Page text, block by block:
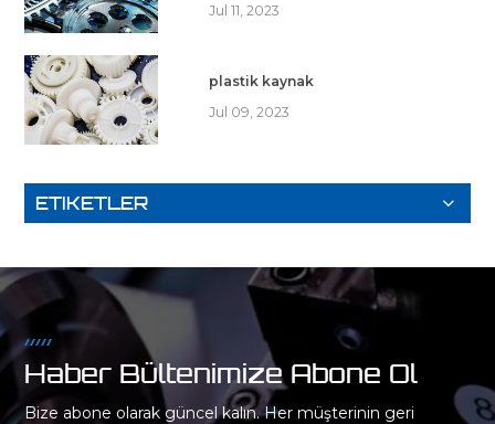
Jul 11, 2023
plastik kaynak
Jul 09, 2023
ETIKETLER
Haber Bültenimize Abone Ol
Bize abone olarak güncel kalın. Her müşterinin geri